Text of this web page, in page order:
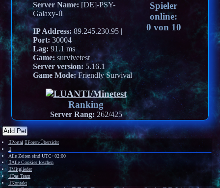
Server Name:[DE]-PSY-
Galaxy-II
IP Address: 89.245.230.95 |
Port: 30004
Lag: 91.1 ms
Game:survivetest
Server version: 5.16.1
Game Mode:Friendly Survival
Ranking
Server Rang: 262/425
Spieler
online:
0 von 10
Add Pet
Portal Foren-Übersicht
Alle Zeiten sind UTC+02:00
Alle Cookies löschen
Mitglieder
Das Team
Kontakt